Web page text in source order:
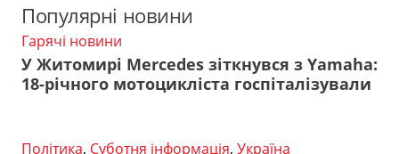
Популярні новини
Гарячі новини
У Житомирі Mercedes зіткнувся з Yamaha:
18-річного мотоцикліста госпіталізували
Політика, Суботня інформація, Україна